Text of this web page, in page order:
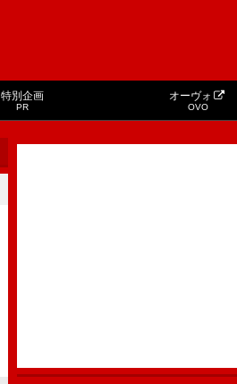
特別企画
PR
オーヴォ
OVO